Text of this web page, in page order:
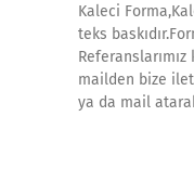
Kaleci
teks
mailden bize
ya da mail